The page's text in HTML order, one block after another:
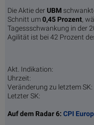
Die Aktie derUBM
Schnitt um0,45 Pro­zent,
Tagessschwankung in der
Agilität ist bei 42 Prozent
Akt. Indikation:
Uhrzeit:
Veränderung zu letztem SK:
Letzter SK:
Auf dem Radar 6: CPI